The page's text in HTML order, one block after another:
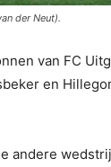
der Neut).
van FC
en
andere